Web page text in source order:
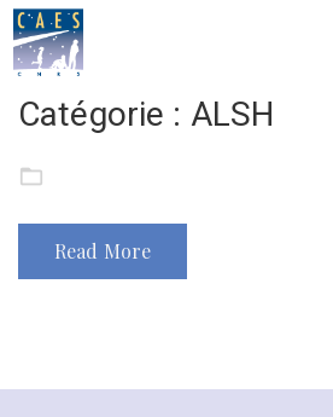
Catégorie : ALSH
Read More